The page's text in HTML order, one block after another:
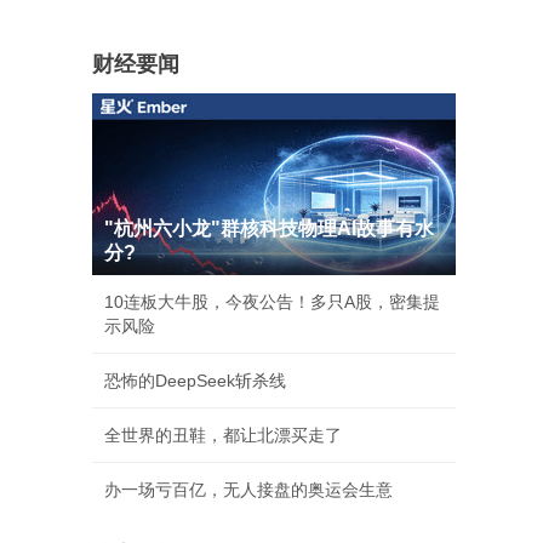
财经要闻
"杭州六小龙"群核科技物理AI故事有水
分?
10连板大牛股，今夜公告！多只A股，密集提
示风险
恐怖的DeepSeek斩杀线
全世界的丑鞋，都让北漂买走了
办一场亏百亿，无人接盘的奥运会生意